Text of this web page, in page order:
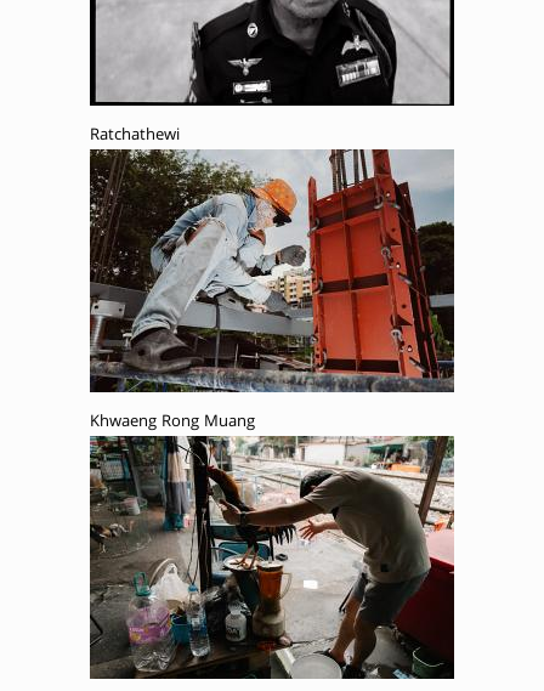
Ratchathewi
Khwaeng Rong Muang